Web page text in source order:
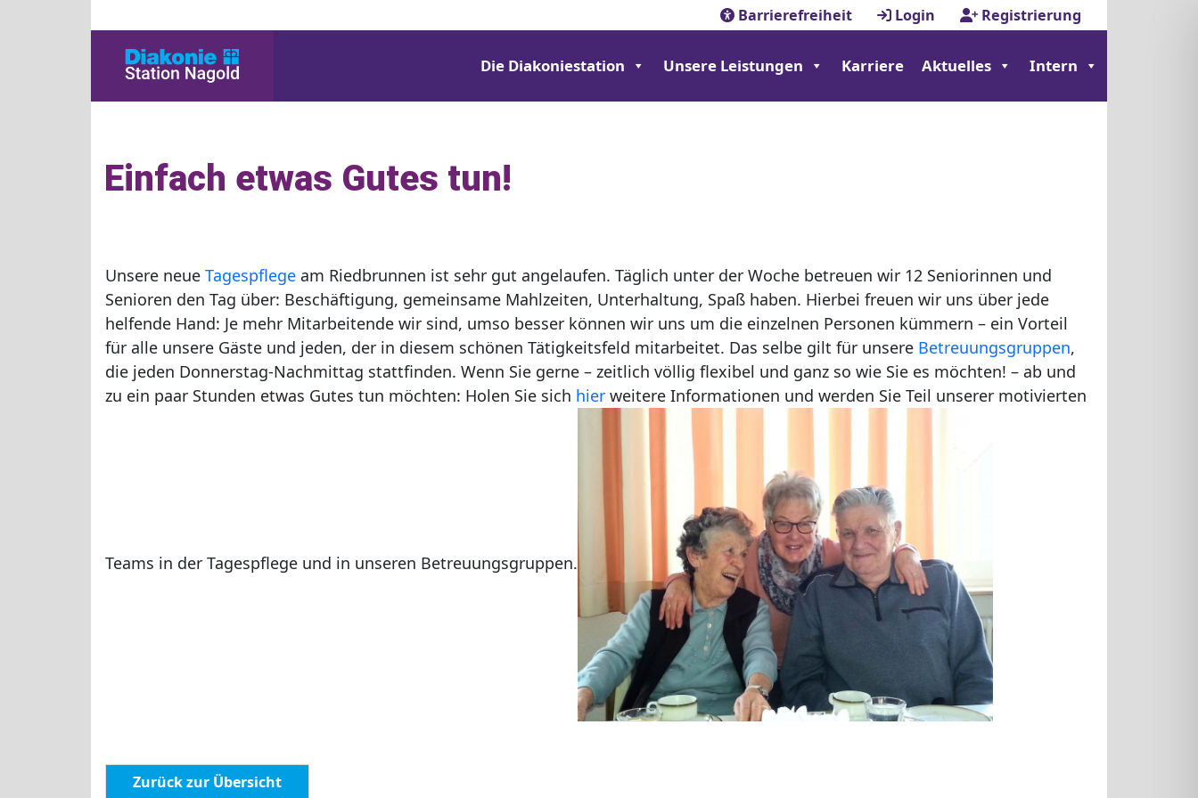
Barrierefreiheit Login Registrierung
Die Diakoniestation Unsere Leistungen Karriere Aktuelles Intern
Einfach etwas Gutes tun!
Unsere neue Tagespflege am Riedbrunnen ist sehr gut angelaufen. Täglich unter der Woche betreuen wir 12 Seniorinnen und
Senioren den Tag über: Beschäftigung, gemeinsame Mahlzeiten, Unterhaltung, Spaß haben. Hierbei freuen wir uns über jede
helfende Hand: Je mehr Mitarbeitende wir sind, umso besser können wir uns um die einzelnen Personen kümmern – ein Vorteil
für alle unsere Gäste und jeden, der in diesem schönen Tätigkeitsfeld mitarbeitet. Das selbe gilt für unsere Betreuungsgruppen,
die jeden Donnerstag-Nachmittag stattfinden. Wenn Sie gerne – zeitlich völlig flexibel und ganz so wie Sie es möchten! – ab und
zu ein paar Stunden etwas Gutes tun möchten: Holen Sie sich hier weitere Informationen und werden Sie Teil unserer motivierten
Teams in der Tagespflege und in unseren Betreuungsgruppen.
Zurück zur Übersicht